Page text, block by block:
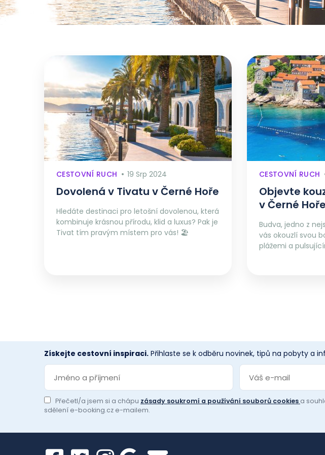
CESTOVNÍ RUCH 19 Srp 2024
Dovolená v Tivatu v Černé Hoře
Hledáte destinaci pro letošní dovolenou, která
kombinuje krásnou přírodu, klid a luxus? Pak je
Tivat tím pravým místem pro vás! 🏖️
CESTOVNÍ RUCH
Objevte
v Černé Hoře
Budva, jedno z
vás okouzlí svou
plážemi a
Získejte cestovní inspiraci. Přihlaste se k odběru novinek, tipů na pobyty a
Přečetl/a jsem si a chápu zásady soukromí a používání souborů cookies a
sdělení e-booking.cz e-mailem.